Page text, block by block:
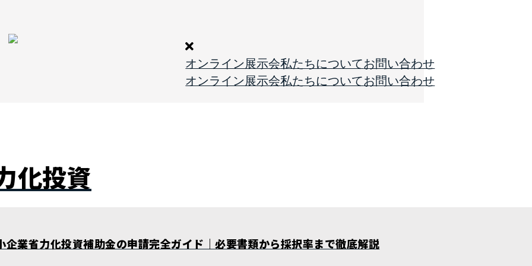
オンライン展示会私たちについてお問い合わせ
オンライン展示会私たちについてお問い合わせ
化投資
業省力化投資補助金の申請完全ガイド｜必要書類から採択率まで徹底解説